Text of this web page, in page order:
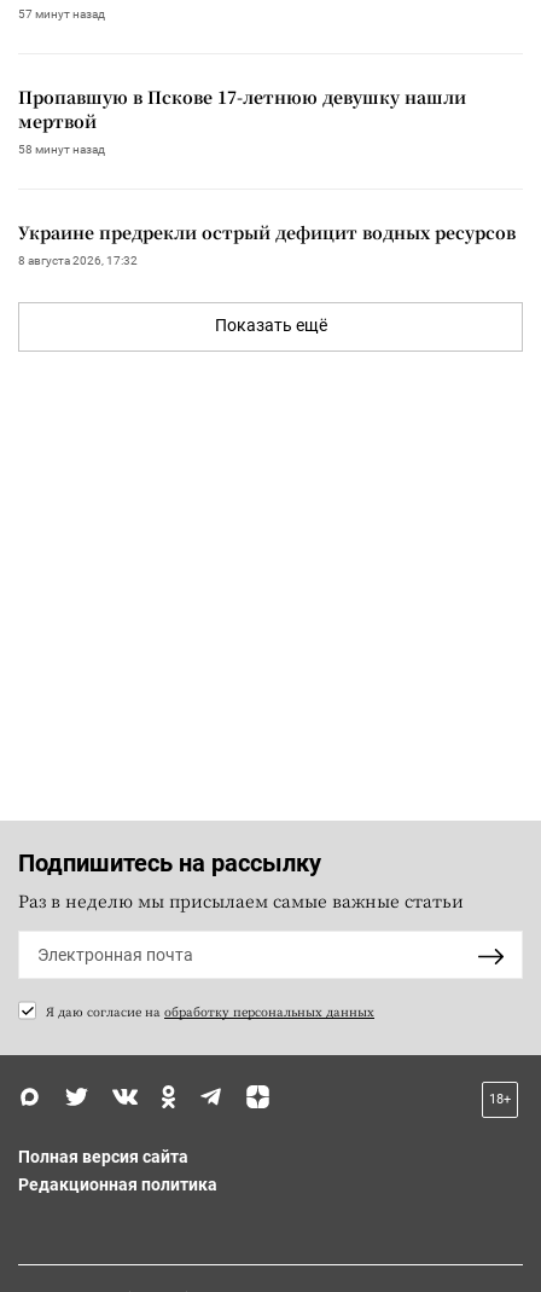
57 минут назад
Пропавшую в Пскове 17-летнюю девушку нашли
мертвой
58 минут назад
Украине предрекли острый дефицит водных ресурсов
8 августа 2026, 17:32
Показать ещё
Подпишитесь на рассылку
Раз в неделю мы присылаем самые важные статьи
Я даю согласие на обработку персональных данных
18+
Полная версия сайта
Редакционная политика